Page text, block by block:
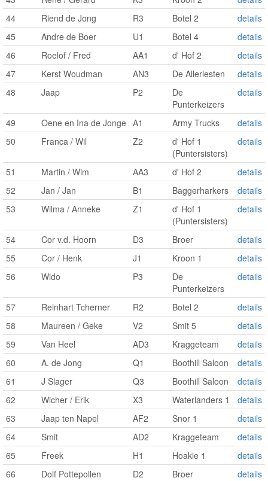
44
Riend de Jong R3 Botel 2
details
45
Andre de Boer U1 Botel 4
details
46
Roelof / Fred AA1 d' Hof 2
details
47
Kerst Woudman AN3 De Allerlesten
details
48
Jaap P2
De
Punterkeizers
details
49 Oene en Ina de Jonge A1 Army Trucks
details
50
Franca / Wil Z2
d' Hof 1
(Puntersisters)
details
51 Martin / Wim AA3 d' Hof 2
details
52
Jan / Jan B1 Baggerharkers
details
53
Wilma / Anneke Z1
d' Hof 1
(Puntersisters)
details
54 Cor v.d. Hoorn D3 Broer
details
55
Cor / Henk J1 Kroon 1
details
56
Wido P3
De
Punterkeizers
details
57 Reinhart Tcherner R2 Botel 2
details
58
Maureen / Geke V2 Smit 5
details
59
Van Heel AD3 Kraggeteam
details
60
A. de Jong Q1 Boothill Saloon
details
61
J Slager Q3 Boothill Saloon
details
62
Wicher / Erik X3 Waterlanders 1
details
63
Jaap ten Napel AF2 Snor 1
details
64
Smit AD2 Kraggeteam
details
65
Freek H1 Hoakie 1
details
66
Dolf Pottepollen D2 Broer
details